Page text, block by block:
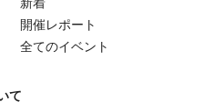
開催レポート
全てのイベント
て